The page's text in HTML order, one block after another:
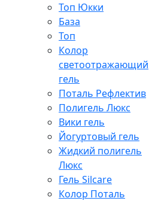
Топ Юкки
База
Топ
Колор
светоотражающий
гель
Поталь Рефлектив
Полигель Люкс
Вики гель
Йогуртовый гель
Жидкий полигель
Люкс
Гель Silcare
Колор Поталь